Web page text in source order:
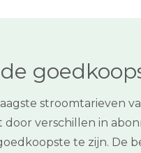
stroomtarieven
verschillen in
te zijn. De